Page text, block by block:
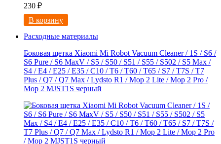
230 ₽
В корзину
Расходные материалы
Боковая щетка Xiaomi Mi Robot Vacuum Cleaner / 1S / S6 /
S6 Pure / S6 MaxV / S5 / S50 / S51 / S55 / S502 / S5 Max /
S4 / E4 / E25 / E35 / C10 / T6 / T60 / T65 / S7 / T7S / T7
Plus / Q7 / Q7 Max / Lydsto R1 / Mop 2 Lite / Mop 2 Pro /
Mop 2 MJST1S черный